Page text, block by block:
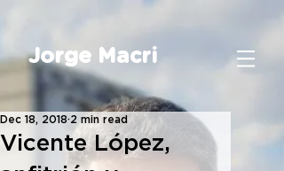
Jorge Macri
Vicente López,
Dec 18, 2018 2 min read